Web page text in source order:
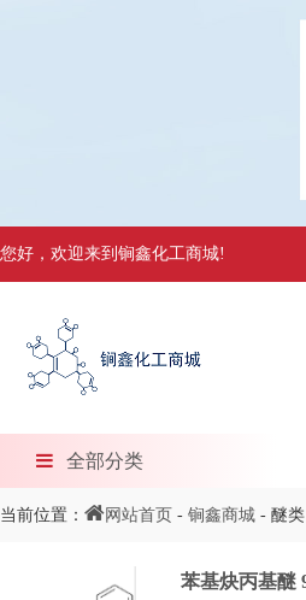
您好，欢迎来到锏鑫化工商城!
全部分类
当前位置： 网站首页 - 锏鑫商城 - 醚类
苯基炔丙基醚